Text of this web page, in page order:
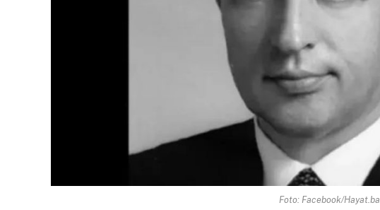
Foto: Facebook/Hayat.ba